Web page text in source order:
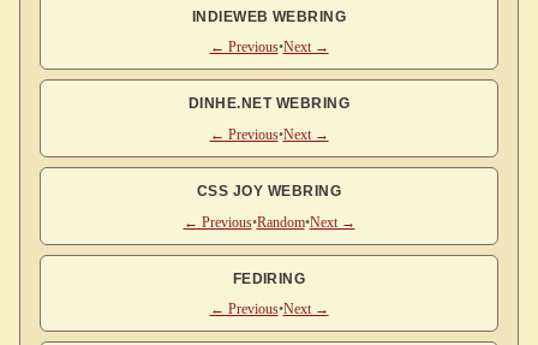
INDIEWEB WEBRING
← Previous•Next →
DINHE.NET WEBRING
← Previous•Next →
CSS JOY WEBRING
← Previous•Random•Next →
FEDIRING
← Previous•Next →